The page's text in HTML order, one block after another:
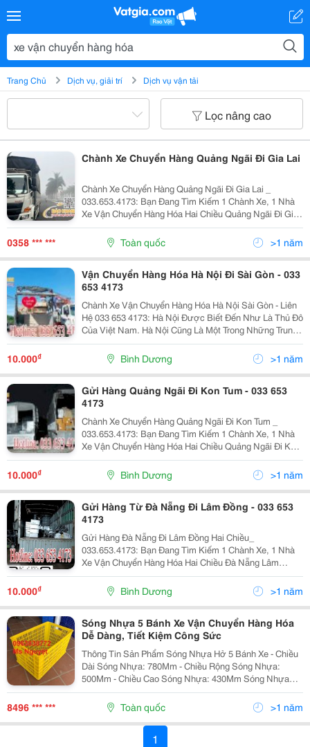
Trang Chủ Dịch vụ, giải trí Dịch vụ vận tải
Lọc nâng cao
Chành Xe Chuyển Hàng Quảng Ngãi Đi Gia Lai
Chành Xe Chuyển Hàng Quảng Ngãi Đi Gia Lai _
033.653.4173: Bạn Đang Tìm Kiếm 1 Chành Xe, 1 Nhà
Xe Vận Chuyển Hàng Hóa Hai Chiều Quảng Ngãi Đi Gia
Lai, Chành Xe Chuyển Hàng Quảng Ngãi Đi Gia Lai Và
Phải Là Đơn Vị Uy Tín. Đừng Lo Đã Có Vận Tải Bảo...
0358 *** *** Toàn quốc >1 năm
Vận Chuyển Hàng Hóa Hà Nội Đi Sài Gòn - 033
653 4173
Chành Xe Vận Chuyển Hàng Hóa Hà Nội Sài Gòn - Liên
Hệ 033 653 4173: Hà Nội Được Biết Đến Như Là Thủ Đô
Của Việt Nam. Hà Nội Cũng Là Một Trong Những Trung
Tâm Văn Hoá, Chính Trị, Thương Mại Và Du Lịch Quan
Trọng Trên Cả Nước. Trải Qua Hơn Một Nghìn...
10.000₫ Bình Dương >1 năm
Gửi Hàng Quảng Ngãi Đi Kon Tum - 033 653
4173
Chành Xe Chuyển Hàng Quảng Ngãi Đi Kon Tum _
033.653.4173: Bạn Đang Tìm Kiếm 1 Chành Xe, 1 Nhà
Xe Vận Chuyển Hàng Hóa Hai Chiều Quảng Ngãi Đi Kon
Tum, Chành Xe Chuyển Hàng Quảng Ngãi Đi Kon Tum
Và Phải Là Đơn Vị Uy Tín. Đừng Lo Đã Có Vận Tải
10.000₫ Bình Dương >1 năm
Gửi Hàng Từ Đà Nẵng Đi Lâm Đồng - 033 653
4173
Gửi Hàng Đà Nẵng Đi Lâm Đồng Hai Chiều_
033.653.4173: Bạn Đang Tìm Kiếm 1 Chành Xe, 1 Nhà
Xe Vận Chuyển Hàng Hóa Hai Chiều Đà Nẵng Lâm
Đồng, Gửi Hàng Đà Nẵng Đi Lâm Đồng Và Phải Là Đơn
Vị Uy Tín. Đừng Lo Đã Có Vận Tải Bảo Khang Với Hơn 5
Năm Hoạt...
10.000₫ Bình Dương >1 năm
Sóng Nhựa 5 Bánh Xe Vận Chuyển Hàng Hóa
Dễ Dàng, Tiết Kiệm Công Sức
Thông Tin Sản Phẩm Sóng Nhựa Hở 5 Bánh Xe - Chiều
Dài Sóng Nhựa: 780Mm - Chiều Rộng Sóng Nhựa:
500Mm - Chiều Cao Sóng Nhựa: 430Mm Sóng Nhựa
Hở 5 Bánh Xe Có Nhiều Màu Sắc Tươi Sáng Đa Dạng
Như Màu Xanh Lá, Xanh Dương, Đỏ, Vàng Sóng Nhựa
Được...
8496 *** *** Toàn quốc >1 năm
1